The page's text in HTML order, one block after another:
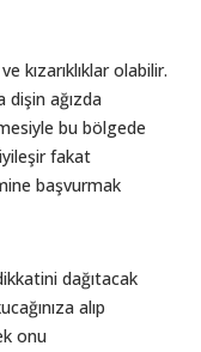
kızarıklıklar olabilir.
ağızda
bu bölgede
fakat
başvurmak
dağıtacak
alıp
onu